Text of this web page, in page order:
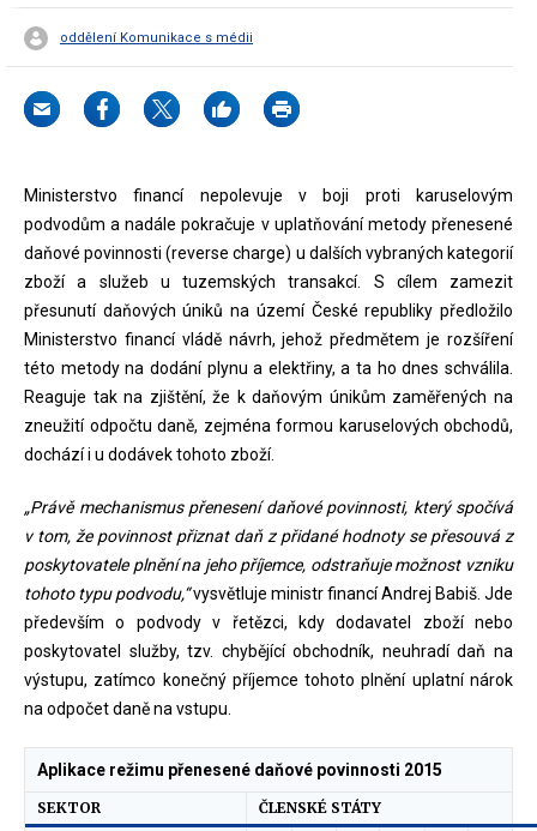
oddělení Komunikace s médii
Ministerstvo financí nepolevuje v boji proti karuselovým
podvodům a nadále pokračuje v uplatňování metody přenesené
daňové povinnosti (reverse charge) u dalších vybraných kategorií
zboží a služeb u tuzemských transakcí. S cílem zamezit
přesunutí daňových úniků na území České republiky předložilo
Ministerstvo financí vládě návrh, jehož předmětem je rozšíření
této metody na dodání plynu a elektřiny, a ta ho dnes schválila.
Reaguje tak na zjištění, že k daňovým únikům zaměřených na
zneužití odpočtu daně, zejména formou karuselových obchodů,
dochází i u dodávek tohoto zboží.
„Právě mechanismus přenesení daňové povinnosti, který spočívá
v tom, že povinnost přiznat daň z přidané hodnoty se přesouvá z
poskytovatele plnění na jeho příjemce, odstraňuje možnost vzniku
tohoto typu podvodu,“vysvětluje ministr financí Andrej Babiš. Jde
především o podvody v řetězci, kdy dodavatel zboží nebo
poskytovatel služby, tzv. chybějící obchodník, neuhradí daň na
výstupu, zatímco konečný příjemce tohoto plnění uplatní nárok
na odpočet daně na vstupu.
Aplikace režimu přenesené daňové povinnosti 2015
SEKTOR ČLENSKÉ STÁTY